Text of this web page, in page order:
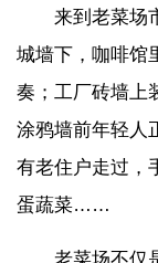
来到老菜场
城墙下，咖啡馆
奏；工厂砖墙上
涂鸦墙前年轻人
有老住户走过，
蛋蔬菜……
老菜场不仅